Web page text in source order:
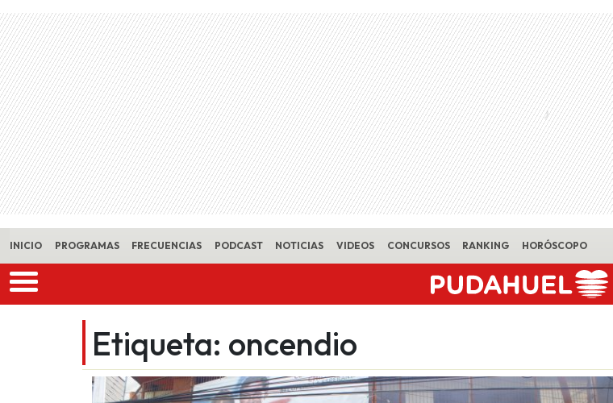
Skip to main content
INICIO PROGRAMAS FRECUENCIAS PODCAST NOTICIAS VIDEOS CONCURSOS RANKING HORÓSCOPO
Etiqueta: oncendio